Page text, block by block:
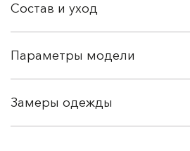
Состав и уход
Параметры модели
Замеры одежды